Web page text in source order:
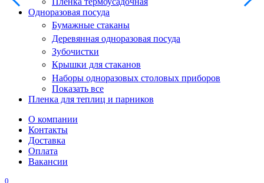
Одноразовая посуда
Бумажные стаканы
Деревянная одноразовая посуда
Зубочистки
Крышки для стаканов
Наборы одноразовых столовых приборов
Показать все
Пленка для теплиц и парников
О компании
Контакты
Доставка
Оплата
Вакансии
0